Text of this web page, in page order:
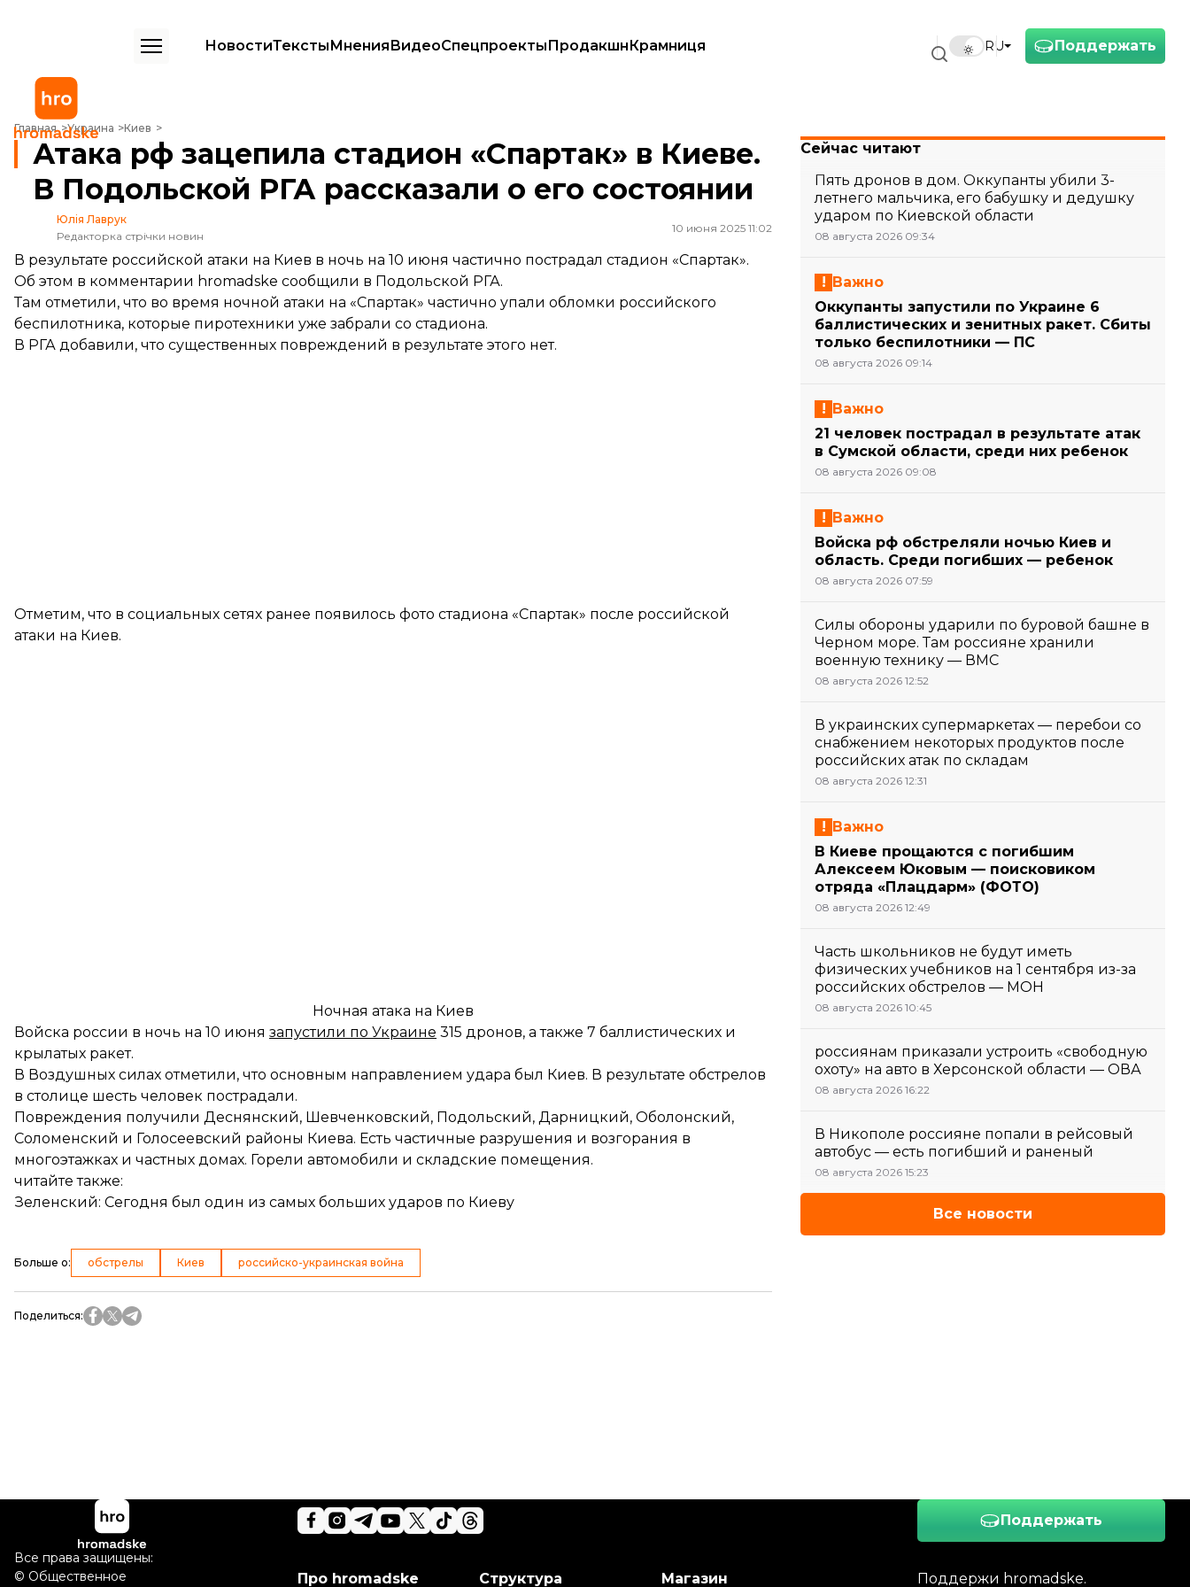
Поддержать
RU
НовостиТекстыМненияВидеоСпецпроектыПродакшнКрамниця
Главная Украина Киев
Атака рф зацепила стадион «Спартак» в Киеве. В Подольской РГА рассказали о его состоянии
Атака рф зацепила стадион «Спартак» в Киеве.
В Подольской РГА рассказали о его состоянии
Юлія Лаврук
Редакторка стрічки новин
10 июня 2025 11:02
В результате российской атаки на Киев в ночь на 10 июня частично пострадал стадион «Спартак».
Об этом в комментарии hromadske сообщили в Подольской РГА.
Там отметили, что во время ночной атаки на «Спартак» частично упали обломки российского
беспилотника, которые пиротехники уже забрали со стадиона.
В РГА добавили, что существенных повреждений в результате этого нет.
Отметим, что в социальных сетях ранее появилось фото стадиона «Спартак» после российской
атаки на Киев.
Ночная атака на Киев
Войска россии в ночь на 10 июня запустили по Украине 315 дронов, а также 7 баллистических и
крылатых ракет.
В Воздушных силах отметили, что основным направлением удара был Киев. В результате обстрелов
в столице шесть человек пострадали.
Повреждения получили Деснянский, Шевченковский, Подольский, Дарницкий, Оболонский,
Соломенский и Голосеевский районы Киева. Есть частичные разрушения и возгорания в
многоэтажках и частных домах. Горели автомобили и складские помещения.
читайте также:
Зеленский: Сегодня был один из самых больших ударов по Киеву
Больше о: обстрелы Киев российско-украинская война
Поделиться:
Сейчас читают
Пять дронов в дом. Оккупанты убили 3-
летнего мальчика, его бабушку и дедушку
ударом по Киевской области
08 августа 2026 09:34
Важно
Оккупанты запустили по Украине 6
баллистических и зенитных ракет. Сбиты
только беспилотники — ПС
08 августа 2026 09:14
Важно
21 человек пострадал в результате атак
в Сумской области, среди них ребенок
08 августа 2026 09:08
Важно
Войска рф обстреляли ночью Киев и
область. Среди погибших — ребенок
08 августа 2026 07:59
Силы обороны ударили по буровой башне в
Черном море. Там россияне хранили
военную технику — ВМС
08 августа 2026 12:52
В украинских супермаркетах — перебои со
снабжением некоторых продуктов после
российских атак по складам
08 августа 2026 12:31
Важно
В Киеве прощаются с погибшим
Алексеем Юковым — поисковиком
отряда «Плацдарм» (ФОТО)
08 августа 2026 12:49
Часть школьников не будут иметь
физических учебников на 1 сентября из-за
российских обстрелов — МОН
08 августа 2026 10:45
россиянам приказали устроить «свободную
охоту» на авто в Херсонской области — ОВА
08 августа 2026 16:22
В Никополе россияне попали в рейсовый
автобус — есть погибший и раненый
08 августа 2026 15:23
Все новости
Поддержать
Поддержи hromadske.
Про hromadske Структура Магазин
Все права защищены:
© Общественное